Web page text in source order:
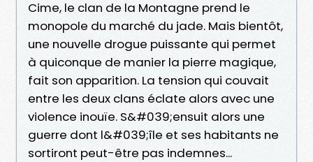
Cime, le clan de la Montagne prend le
monopole du marché du jade. Mais bientôt,
une nouvelle drogue puissante qui permet
à quiconque de manier la pierre magique,
fait son apparition. La tension qui couvait
entre les deux clans éclate alors avec une
violence inouïe. S&#039;ensuit alors une
guerre dont l&#039;île et ses habitants ne
sortiront peut-être pas indemnes...